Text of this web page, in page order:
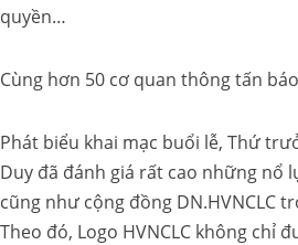
quyền…
Cùng hơn 50 cơ quan thông tấn
Phát biểu khai mạc buổi lễ, Thứ
Duy đã đánh giá rất cao những nổ
cũng như cộng đồng DN.HVNCLC
Theo đó, Logo HVNCLC không chỉ